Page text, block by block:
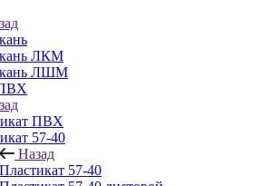
ЛКМ
ЛШМ
ПВХ
57-40
Назад
Пластикат 57-40